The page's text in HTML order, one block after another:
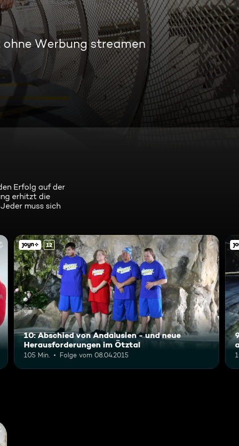
Werbung streamen
Erfolg auf der
erhitzt die
muss sich
12
10: Abschied von Andalusien - und neue
Herausforderungen im Ötztal
105 Min. Folge vom 08.04.2015